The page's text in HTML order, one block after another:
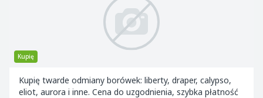
Kupię
Kupię twarde odmiany borówek: liberty, draper, calypso,
eliot, aurora i inne. Cena do uzgodnienia, szybka płatność